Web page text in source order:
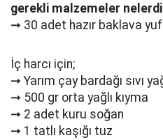
gerekli malzemeler
➞ 30 adet hazır baklava
İç harcı için;
➞ Yarım çay bardağı sıvı
➞ 500 gr orta yağlı kıyma
➞ 2 adet kuru soğan
➞ 1 tatlı kaşığı tuz